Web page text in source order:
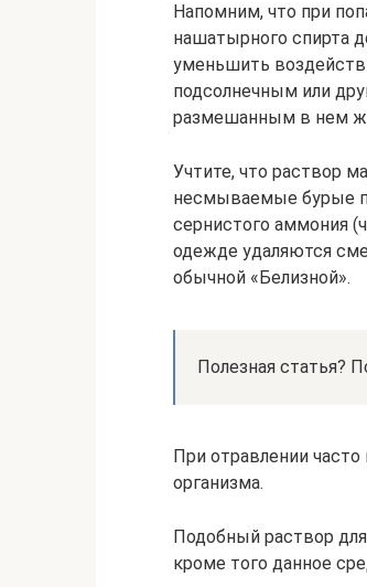
Напомним, что при
нашатырного спирта
уменьшить
подсолнечным или
размешанным в нем
Учтите, что раствор
несмываемые бурые
сернистого аммония
одежде удаляются
обычной «Белизной».
Полезная статья?
При отравлении
организма.
Подобный раствор
кроме того данное